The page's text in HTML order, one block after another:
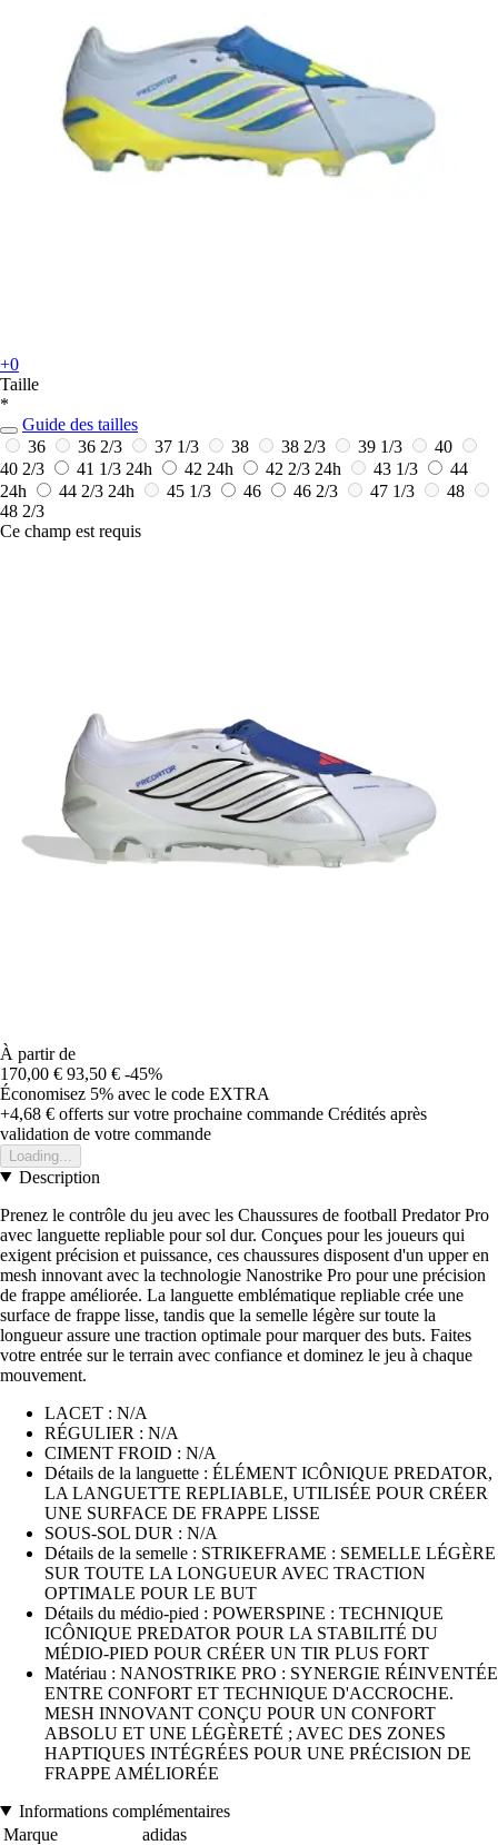
+0
Taille
*
Guide des tailles
36
36 2/3 37 1/3 38 38 2/3 39 1/3
40
40 2/3
41 1/3 24h 42 24h 42 2/3 24h 43 1/3
44
24h
44 2/3 24h 45 1/3 46 46 2/3 47 1/3
48
48 2/3
Ce champ est requis
À partir de
170,00 € 93,50 € -45%
Économisez 5% avec le code EXTRA
+4,68 € offerts sur votre prochaine commande Crédités après
validation de votre commande
Loading...
Description
Prenez le contrôle du jeu avec les Chaussures de football Predator Pro
avec languette repliable pour sol dur. Conçues pour les joueurs qui
exigent précision et puissance, ces chaussures disposent d'un upper en
mesh innovant avec la technologie Nanostrike Pro pour une précision
de frappe améliorée. La languette emblématique repliable crée une
surface de frappe lisse, tandis que la semelle légère sur toute la
longueur assure une traction optimale pour marquer des buts. Faites
votre entrée sur le terrain avec confiance et dominez le jeu à chaque
mouvement.
LACET : N/A
RÉGULIER : N/A
CIMENT FROID : N/A
Détails de la languette : ÉLÉMENT ICÔNIQUE PREDATOR,
LA LANGUETTE REPLIABLE, UTILISÉE POUR CRÉER
UNE SURFACE DE FRAPPE LISSE
SOUS-SOL DUR : N/A
Détails de la semelle : STRIKEFRAME : SEMELLE LÉGÈRE
SUR TOUTE LA LONGUEUR AVEC TRACTION
OPTIMALE POUR LE BUT
Détails du médio-pied : POWERSPINE : TECHNIQUE
ICÔNIQUE PREDATOR POUR LA STABILITÉ DU
MÉDIO-PIED POUR CRÉER UN TIR PLUS FORT
Matériau : NANOSTRIKE PRO : SYNERGIE RÉINVENTÉE
ENTRE CONFORT ET TECHNIQUE D'ACCROCHE.
MESH INNOVANT CONÇU POUR UN CONFORT
ABSOLU ET UNE LÉGÈRETÉ ; AVEC DES ZONES
HAPTIQUES INTÉGRÉES POUR UNE PRÉCISION DE
FRAPPE AMÉLIORÉE
Informations complémentaires
Marque
adidas